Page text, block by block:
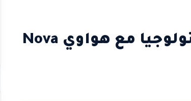
اكتشف الجيل الجديد من التكنولوجيا مع هواوي Nova